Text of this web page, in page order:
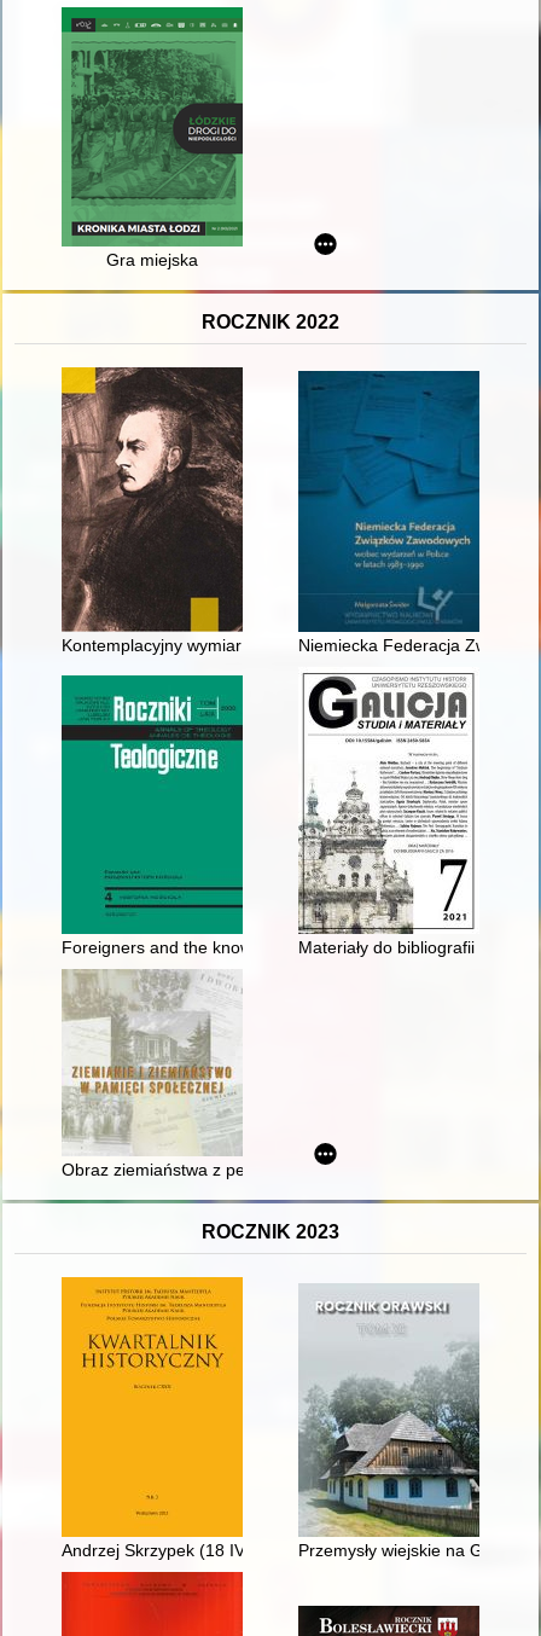
Gra miejska
ROCZNIK 2022
Kontemplacyjny wymiar doświadczenia piękna : Zygmunt
Niemiecka Federacja
Foreigners and the knowledge of foreign languages among
Materiały do bibliografii Galicji
Obraz ziemiaństwa z perspektywy ucznia szkoły średniej :
ROCZNIK 2023
Andrzej Skrzypek (18 IV 1944 - 10 II 2023)Przemysły wiejskie na Górnej